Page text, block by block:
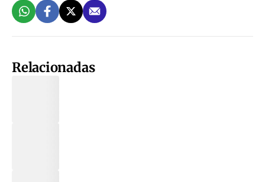
Relacionadas